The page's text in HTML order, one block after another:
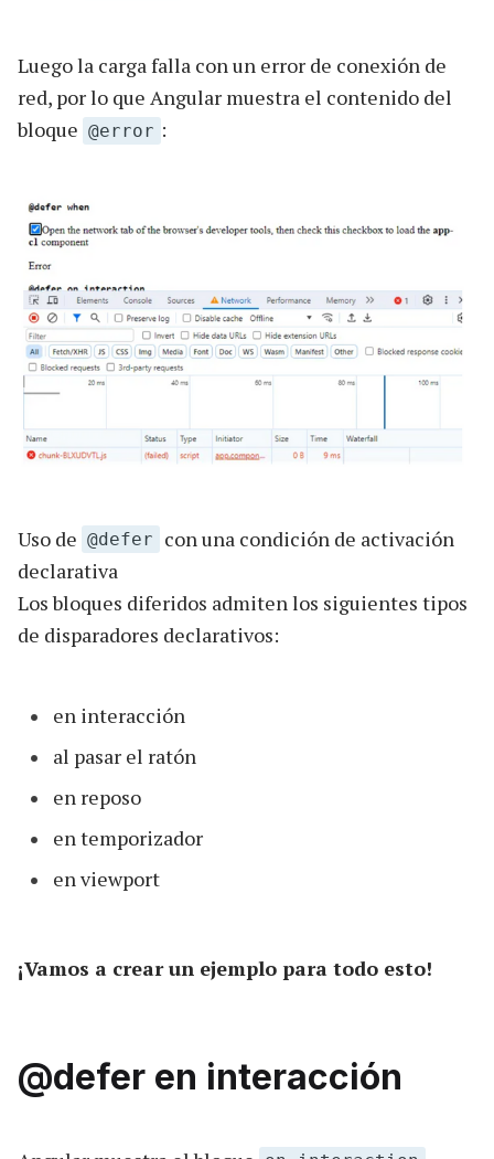
Luego la carga falla con un error de conexión de
red, por lo que Angular muestra el contenido del
bloque @error :
Uso de @defer
con una condición de activación
declarativa
Los bloques diferidos admiten los siguientes tipos
de disparadores declarativos:
en interacción
al pasar el ratón
en reposo
en temporizador
en viewport
¡Vamos a crear un ejemplo para todo esto!
@defer en interacción